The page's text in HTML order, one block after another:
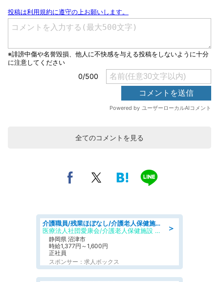
全てのコメントを見る
＞
介護職員/残業ほぼなし/介護老人保健施設の介護士/シフト相談可
医療法人社団愛康会/介護老人保健施設 タカネ園
静岡県 沼津市
時給1,377円～1,600円
正社員
スポンサー：求人ボックス